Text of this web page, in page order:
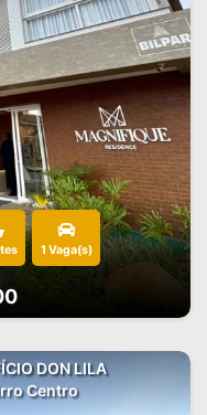
1 Vaga(s)
DON LILA
Centro